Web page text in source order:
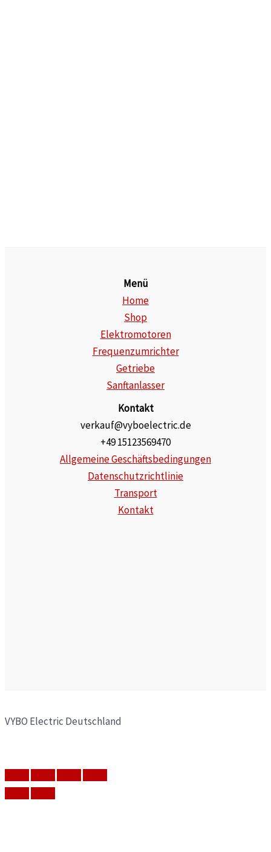
Menü
Home
Shop
Elektromotoren
Frequenzumrichter
Getriebe
Sanftanlasser
Kontakt
verkauf@vyboelectric.de
+49 15123569470
Allgemeine Geschäftsbedingungen
Datenschutzrichtlinie
Transport
Kontakt
VYBO Electric Deutschland